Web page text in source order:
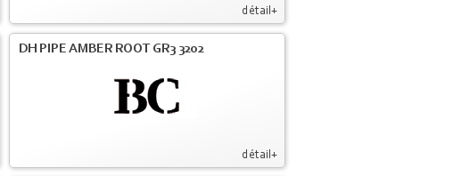
détail+
détail+
DH PIPE AMBER ROOT GR3 3202